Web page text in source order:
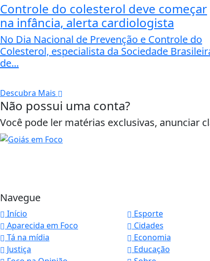
Controle do colesterol deve começar
na infância, alerta cardiologista
No Dia Nacional de Prevenção e Controle do
Colesterol, especialista da Sociedade
de...
Descubra Mais
Não possui uma conta?
Você pode ler matérias exclusivas, anunciar
Navegue
Início Esporte
Aparecida em Foco
Cidades
Tá na mídia
Economia
Justiça
Educação